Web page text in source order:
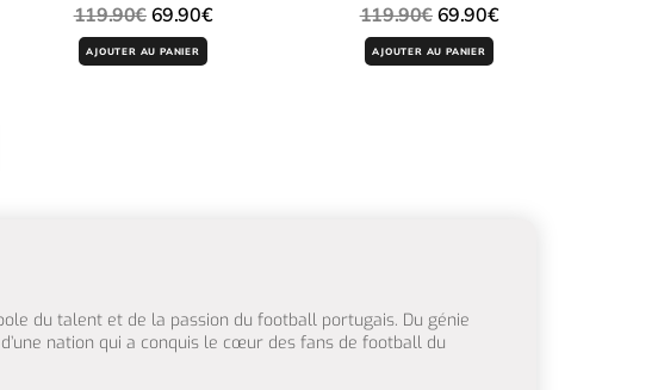
119.90€ 69.90€
AJOUTER AU PANIER
119.90€ 69.90€
AJOUTER AU PANIER
du talent et de la passion du football portugais. Du génie
nation qui a conquis le cœur des fans de football du